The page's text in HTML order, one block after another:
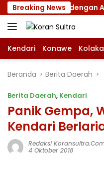
Langsung
ke
konten
Breaking News
Jamnas XII dengan
Kendari Konawe
Beranda Berita Daerah
Berita Daerah, Kendari
Panik Gempa,
Kendari
Redaksi
4 Oktober 2018